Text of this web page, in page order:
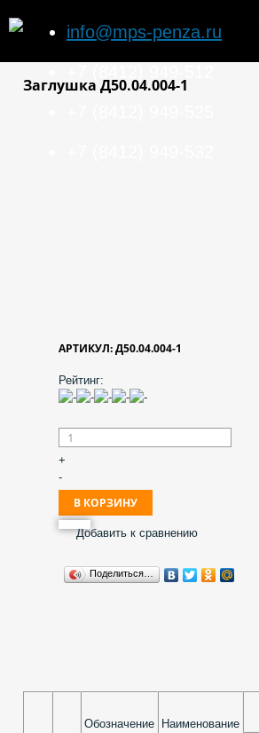
info@mps-penza.ru
Заглушка Д50.04.004-1
АРТИКУЛ: Д50.04.004-1
Рейтинг:
+
-
Добавить к сравнению
Поделиться…
Обозначение
Наименование